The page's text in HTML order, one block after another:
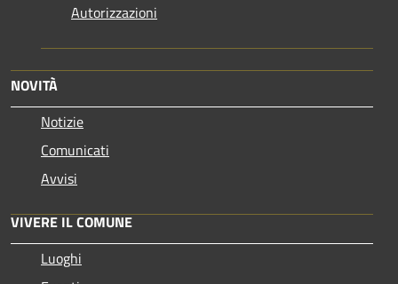
Autorizzazioni
NOVITÀ
Notizie
Comunicati
Avvisi
VIVERE IL COMUNE
Luoghi